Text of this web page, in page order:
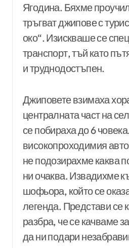
Ягодина. Бяхме
тръгват джипове с
око“. Изискваше се
транспорт, тъй като
и труднодостъпен.
Джиповете взимаха
централната част на
се побираха до 6
високопроходимия
не подозирахме каква
ни очаква. Извадихме
шофьора, който се
легенда. Представи
разбра, че се качваме
да ни подари